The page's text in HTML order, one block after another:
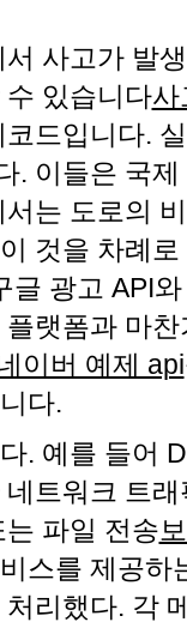
사고가 발
있습니다사
드입니다.
. 이들은 국
는 도로의
것을 차례
글 광고 API
랫폼과 마
이버 예제 api
다.
. 예를 들어
트워크 트
파일 전송
스를 제공하
리했다. 각